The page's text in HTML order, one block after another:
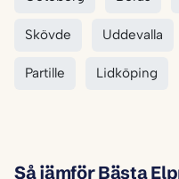
Skövde Uddevalla
Partille Lidköping
Så jämför Bästa